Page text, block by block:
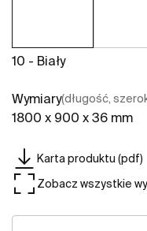
10 - Biały
Wymiary(długość,
1800 x 900 x 36 mm
Karta produktu (pdf)
Zobacz wszystkie